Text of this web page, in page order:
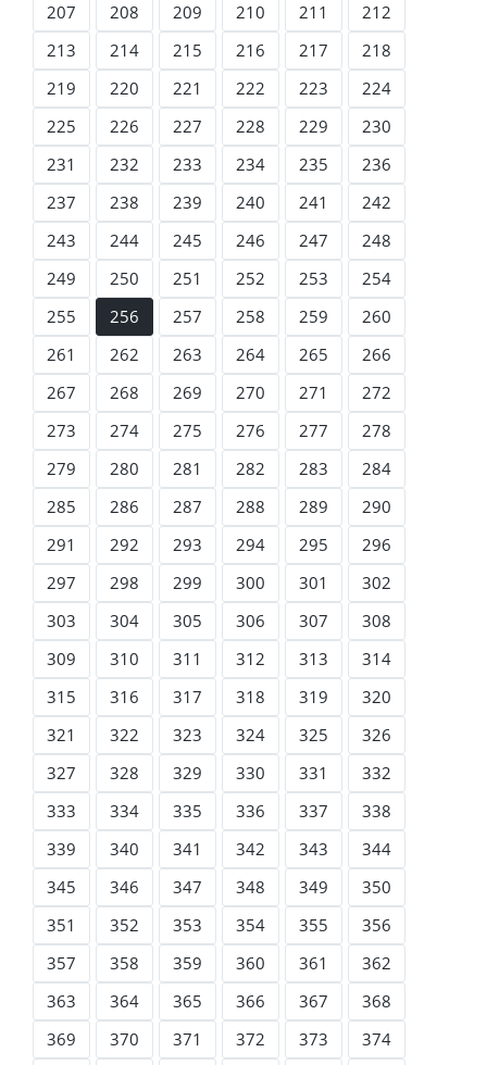
207
208 209 210 211
212
213
214 215 216 217
218
219
220 221 222 223
224
225
226 227 228 229
230
231
232 233 234 235
236
237
238 239 240 241
242
243
244 245 246 247
248
249
250 251 252 253
254
255
256 257 258 259
260
261
262 263 264 265
266
267
268 269 270 271
272
273
274 275 276 277
278
279
280 281 282 283
284
285
286 287 288 289
290
291
292 293 294 295
296
297
298 299 300 301
302
303
304 305 306 307
308
309
310 311 312 313
314
315
316 317 318 319
320
321
322 323 324 325
326
327
328 329 330 331
332
333
334 335 336 337
338
339
340 341 342 343
344
345
346 347 348 349
350
351
352 353 354 355
356
357
358 359 360 361
362
363
364 365 366 367
368
369
370 371 372 373 374